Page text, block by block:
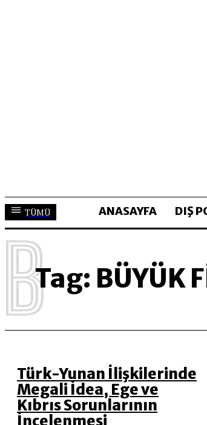
TÜMÜ ANASAYFA DIŞ
Tag: BÜYÜK
B
Türk-Yunan İlişkilerinde
Megali İdea, Ege ve
Kıbrıs Sorunlarının
İncelenmesi